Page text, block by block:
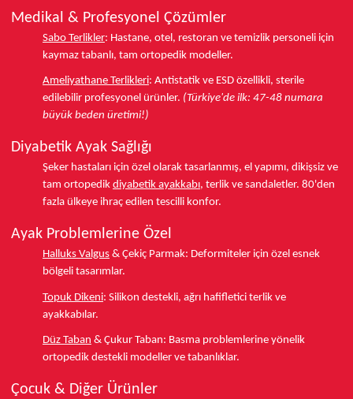
hastalığın ilerlemesini yavaşlatmaya da yardımcı olur. Yanlış
ayakkabılar, bunyonun daha da kötüleşmesine,
iltihaplanmaya ve hatta cerrahi müdahaleye duyulan
Falcon Hallux Valgus Ayakkabıları
Ağrıyı Azaltır: Baskıyı ve sürtünmeyi ortadan
kaldırarak günlük aktivitelerinizdeki ağrıları hafifletir.
Hastalığın İlerlemesini Yavaşlatır:Başparmağın
daha fazla eğilmesini engelleyerek bunyonun
kötüleşmesini önler.
Konfor Sağlar:Gün boyu rahat etmenizi ve ağrı
duymadan hareket etmenizi sağlar.
Yaşam Kalitesini Artırır:
kısıtlamaları ortadan kaldırarak sosyal ve aktif bir
yaşam sürmenize olanak tanır.
Hallux Valgus Ayakkabıları
ile adımlarınızı güvenle
atın, ayak sağlığınızı korurken şık görünümünüzden ödün
vermeyin. Ağrısız bir yaşam için doğru seçimi yapın!
Medikal & Profesyonel Çözümler
Sabo Terlikler: Hastane, otel, restoran ve temizlik personeli için
kaymaz tabanlı, tam ortopedik modeller.
Ameliyathane Terlikleri: Antistatik ve ESD özellikli, sterile
edilebilir profesyonel ürünler. (Türkiye'de ilk: 47-48 numara
büyük beden üretimi!)
Diyabetik Ayak Sağlığı
Şeker hastaları için özel olarak tasarlanmış, el yapımı, dikişsiz ve
tam ortopedik diyabetik ayakkabı, terlik ve sandaletler. 80'den
fazla ülkeye ihraç edilen tescilli konfor.
Ayak Problemlerine Özel
Halluks Valgus & Çekiç Parmak: Deformiteler için özel esnek
bölgeli tasarımlar.
Topuk Dikeni: Silikon destekli, ağrı hafifletici terlik ve
ayakkabılar.
Düz Taban & Çukur Taban: Basma problemlerine yönelik
ortopedik destekli modeller ve tabanlıklar.
Çocuk & Diğer Ürünler